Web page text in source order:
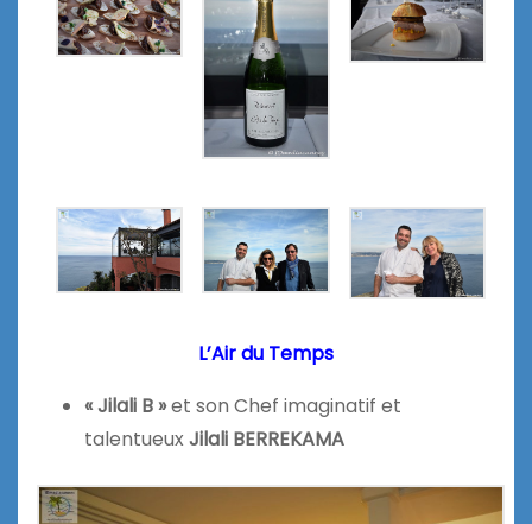
L’Air du Temps
« Jilali B »et son Chef imaginatif et
talentueuxJilali BERREKAMA